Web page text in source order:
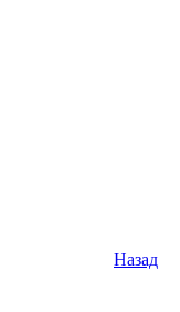
Назад